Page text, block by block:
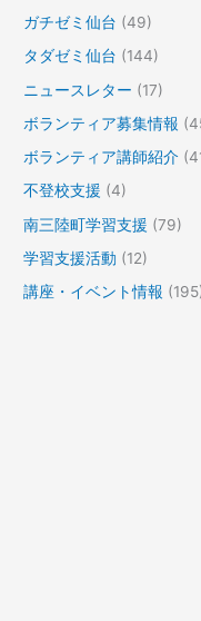
ガチゼミ仙台 (49)
タダゼミ仙台 (144)
ニュースレター (17)
ボランティア募集情報
ボランティア講師紹介
不登校支援 (4)
南三陸町学習支援 (79)
学習支援活動 (12)
講座・イベント情報